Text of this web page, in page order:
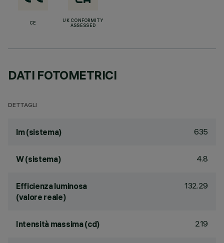
CE
UK CONFORMITY
ASSESSED
DATI FOTOMETRICI
DETTAGLI
lm (sistema) 635
W (sistema) 4.8
Efficienza luminosa
(valore reale)
132.29
Intensità massima (cd) 219